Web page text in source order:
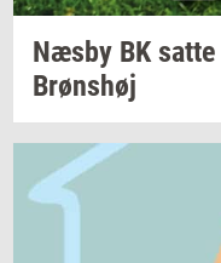
Næsby BK satte
Brøns­høj